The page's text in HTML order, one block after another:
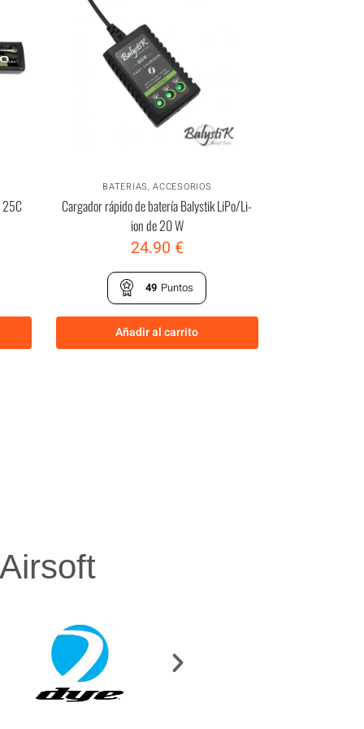
25C
BATERIAS,ACCESORIOS
Cargador rápido de batería Balystik LiPo/Li-
ion de 20 W
24.90 €
49 Puntos
Añadir al carrito